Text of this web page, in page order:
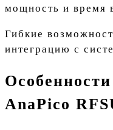
мощность и время
Гибкие
интеграцию с
AnaPico